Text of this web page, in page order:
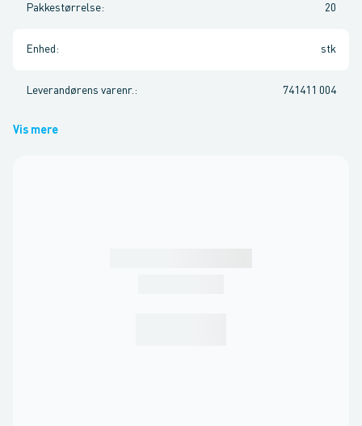
Pakkestørrelse: 20
Enhed : stk
Leverandørens varenr. : 741411 004
Vis mere